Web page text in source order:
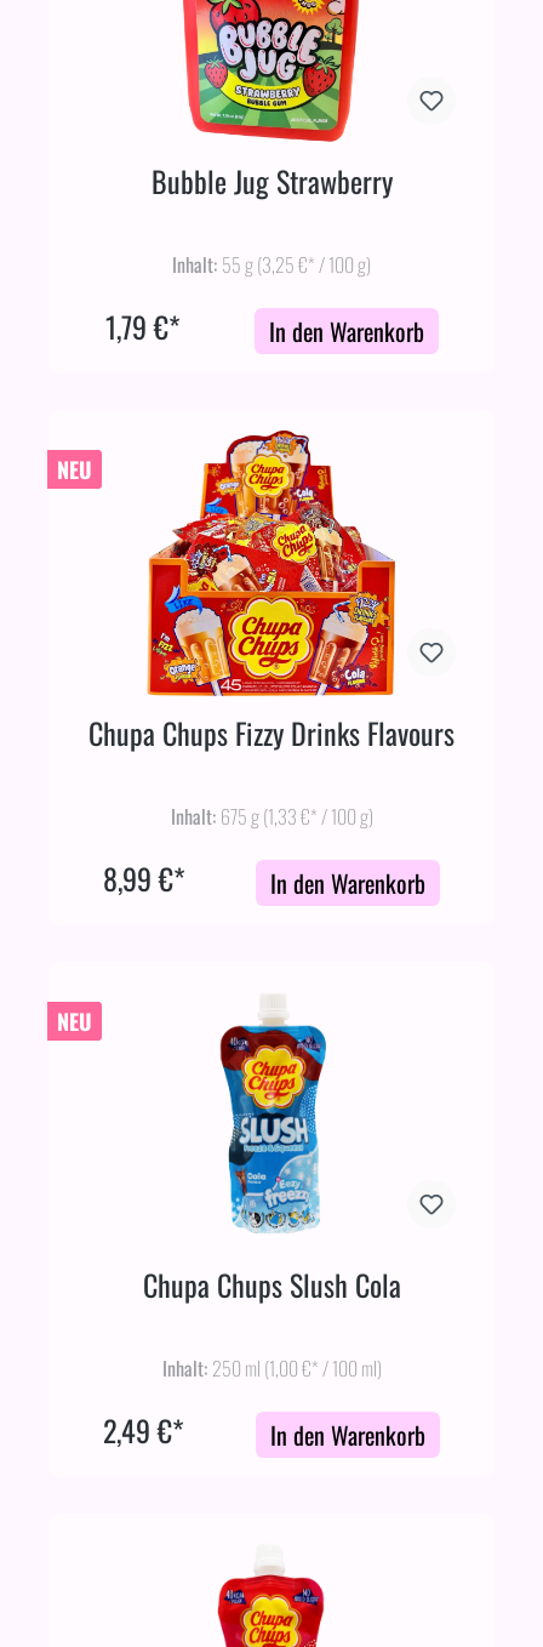
Bubble Jug Strawberry
Inhalt: 55 g(3,25 €* / 100 g)
1,79 €* In den Warenkorb
NEU
Chupa Chups Fizzy Drinks Flavours
Inhalt: 675 g(1,33 €* / 100 g)
8,99 €* In den Warenkorb
NEU
Chupa Chups Slush Cola
Inhalt: 250 ml (1,00 €* / 100 ml)
2,49 €* In den Warenkorb